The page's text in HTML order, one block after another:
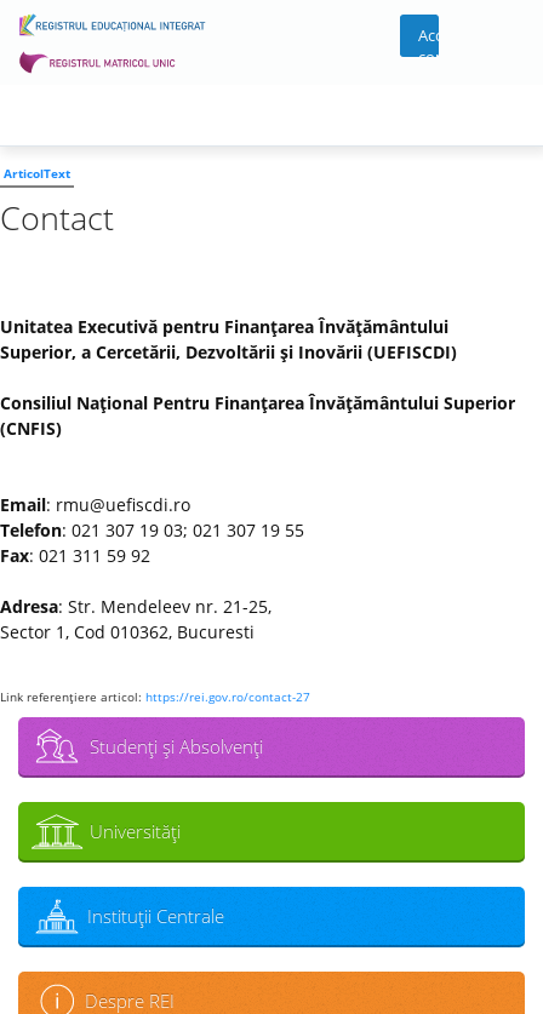
Acces
cont
ArticolText
Contact
Unitatea Executivă pentru Finanţarea Învăţământului
Superior, a Cercetării, Dezvoltării şi Inovării (UEFISCDI)
Consiliul Naţional Pentru Finanţarea Învăţământului Superior
(CNFIS)
Email: rmu@uefiscdi.ro
Telefon: 021 307 19 03; 021 307 19 55
Fax: 021 311 59 92
Adresa: Str. Mendeleev nr. 21-25,
Sector 1, Cod 010362, Bucuresti
Link referenţiere articol: https://rei.gov.ro/contact-27
Studenţi şi Absolvenţi
Universităţi
Instituţii Centrale
Despre REI